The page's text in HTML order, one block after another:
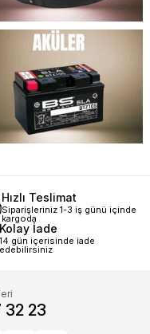
Hızlı Teslimat
Siparişleriniz 1-3 iş günü içinde
kargoda
Kolay İade
14 gün içerisinde iade
edebilirsiniz
23